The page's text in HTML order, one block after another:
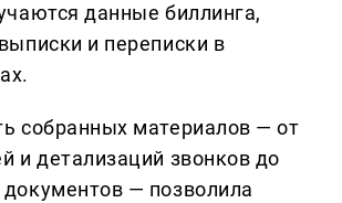
данные биллинга,
и переписки в
собранных материалов — от
и детализаций звонков до
— позволила